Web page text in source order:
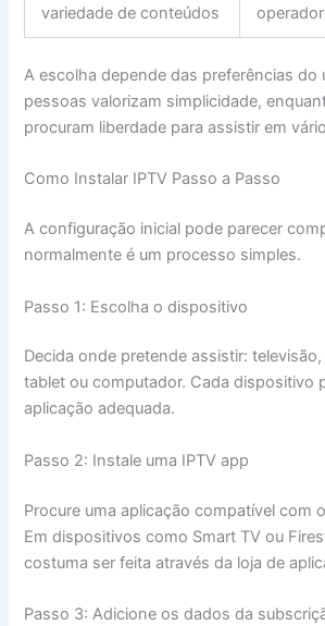
variedade de conteúdos
operador
A escolha depende das preferências do
pessoas valorizam simplicidade,
procuram liberdade para assistir em
Como Instalar IPTV Passo a Passo
A configuração inicial pode parecer
normalmente é um processo simples.
Passo 1: Escolha o dispositivo
Decida onde pretende assistir:
tablet ou computador. Cada dispositivo
aplicação adequada.
Passo 2: Instale uma IPTV app
Procure uma aplicação compatível com
Em dispositivos como Smart TV ou
costuma ser feita através da loja de
Passo 3: Adicione os dados da